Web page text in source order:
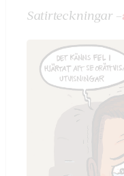
Satir­teckningar –